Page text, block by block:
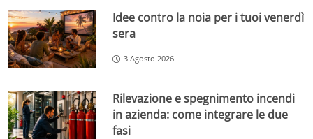
Idee contro la noia per i tuoi venerdì
sera
3 Agosto 2026
Rilevazione e spegnimento incendi
in azienda: come integrare le due
fasi